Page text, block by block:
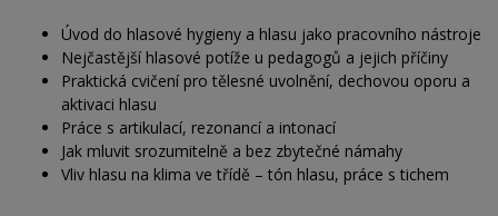
Úvod do hlasové hygieny a hlasu jako pracovního nástroje
Nejčastější hlasové potíže u pedagogů a jejich příčiny
Praktická cvičení pro tělesné uvolnění, dechovou oporu a
aktivaci hlasu
Práce s artikulací, rezonancí a intonací
Jak mluvit srozumitelně a bez zbytečné námahy
Vliv hlasu na klima ve třídě – tón hlasu, práce s tichem